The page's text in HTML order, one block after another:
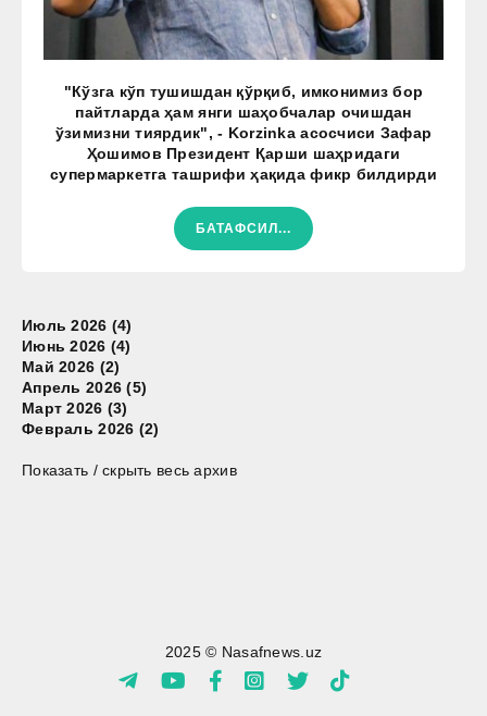
"Кўзга кўп тушишдан қўрқиб, имконимиз бор
пайтларда ҳам янги шаҳобчалар очишдан
ўзимизни тиярдик", - Korzinka асосчиси Зафар
Ҳошимов Президент Қарши шаҳридаги
супермаркетга ташрифи ҳақида фикр билдирди
БАТАФСИЛ...
Июль 2026 (4)
Июнь 2026 (4)
Май 2026 (2)
Апрель 2026 (5)
Март 2026 (3)
Февраль 2026 (2)
Показать / скрыть весь архив
2025 © Nasafnews.uz